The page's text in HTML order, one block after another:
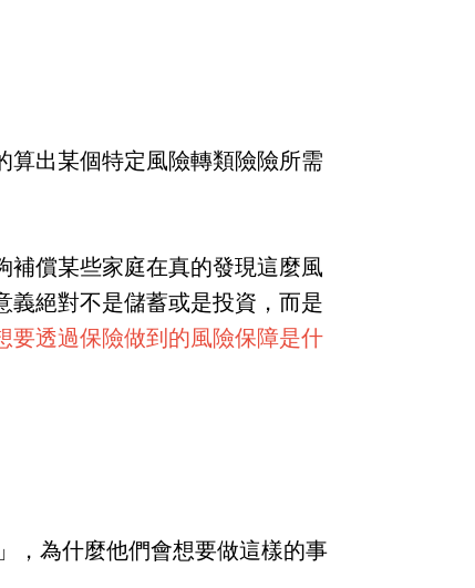
算出某個特定風險轉類險險所需
補償某些家庭在真的發現這麼風
義絕對不是儲蓄或是投資，而是
要透過保險做到的風險保障是什
，為什麼他們會想要做這樣的事